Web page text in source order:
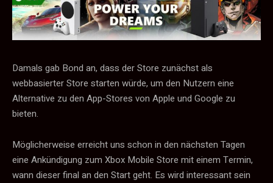
Damals gab Bond an, dass der Store zunächst als
webbasierter Store starten würde, um den Nutzern eine
Alternative zu den App-Stores von Apple und Google zu
bieten.
Möglicherweise erreicht uns schon in den nächsten Tagen
eine Ankündigung zum Xbox Mobile Store mit einem Termin,
wann dieser final an den Start geht. Es wird interessant sein